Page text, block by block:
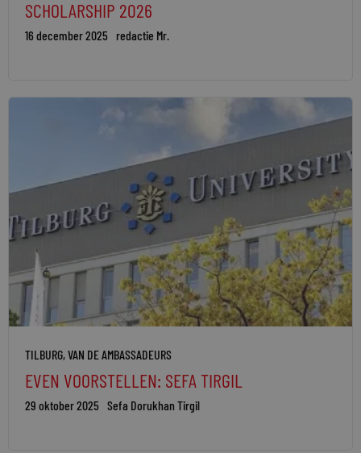
SCHOLARSHIP 2026
16 december 2025 redactie Mr.
TILBURG,VAN DE AMBASSADEURS
EVEN VOORSTELLEN: SEFA TIRGIL
29 oktober 2025 Sefa Dorukhan Tirgil